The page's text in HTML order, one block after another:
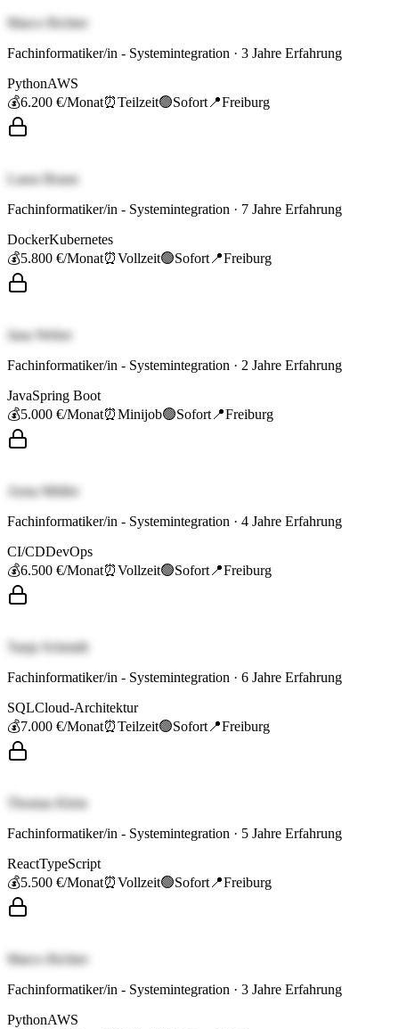
Marco Richter
Fachinformatiker/in - Systemintegration · 3 Jahre Erfahrung
PythonAWS
💰6.200 €/Monat⏰Teilzeit🟢Sofort 📍Freiburg
Laura Braun
Fachinformatiker/in - Systemintegration · 7 Jahre Erfahrung
DockerKubernetes
💰5.800 €/Monat⏰Vollzeit🟢Sofort 📍Freiburg
Jana Weber
Fachinformatiker/in - Systemintegration · 2 Jahre Erfahrung
JavaSpring Boot
💰5.000 €/Monat⏰Minijob🟢Sofort 📍Freiburg
Anna Müller
Fachinformatiker/in - Systemintegration · 4 Jahre Erfahrung
CI/CDDevOps
💰6.500 €/Monat⏰Vollzeit🟢Sofort 📍Freiburg
Tanja Schmidt
Fachinformatiker/in - Systemintegration · 6 Jahre Erfahrung
SQLCloud-Architektur
💰7.000 €/Monat⏰Teilzeit🟢Sofort 📍Freiburg
Thomas Klein
Fachinformatiker/in - Systemintegration · 5 Jahre Erfahrung
ReactTypeScript
💰5.500 €/Monat⏰Vollzeit🟢Sofort 📍Freiburg
Marco Richter
Fachinformatiker/in - Systemintegration · 3 Jahre Erfahrung
PythonAWS